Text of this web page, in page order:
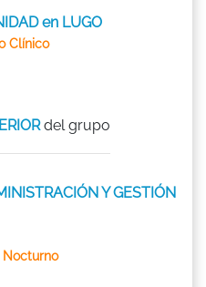
en LUGO
Clínico
del grupo
Y GESTIÓN
Nocturno